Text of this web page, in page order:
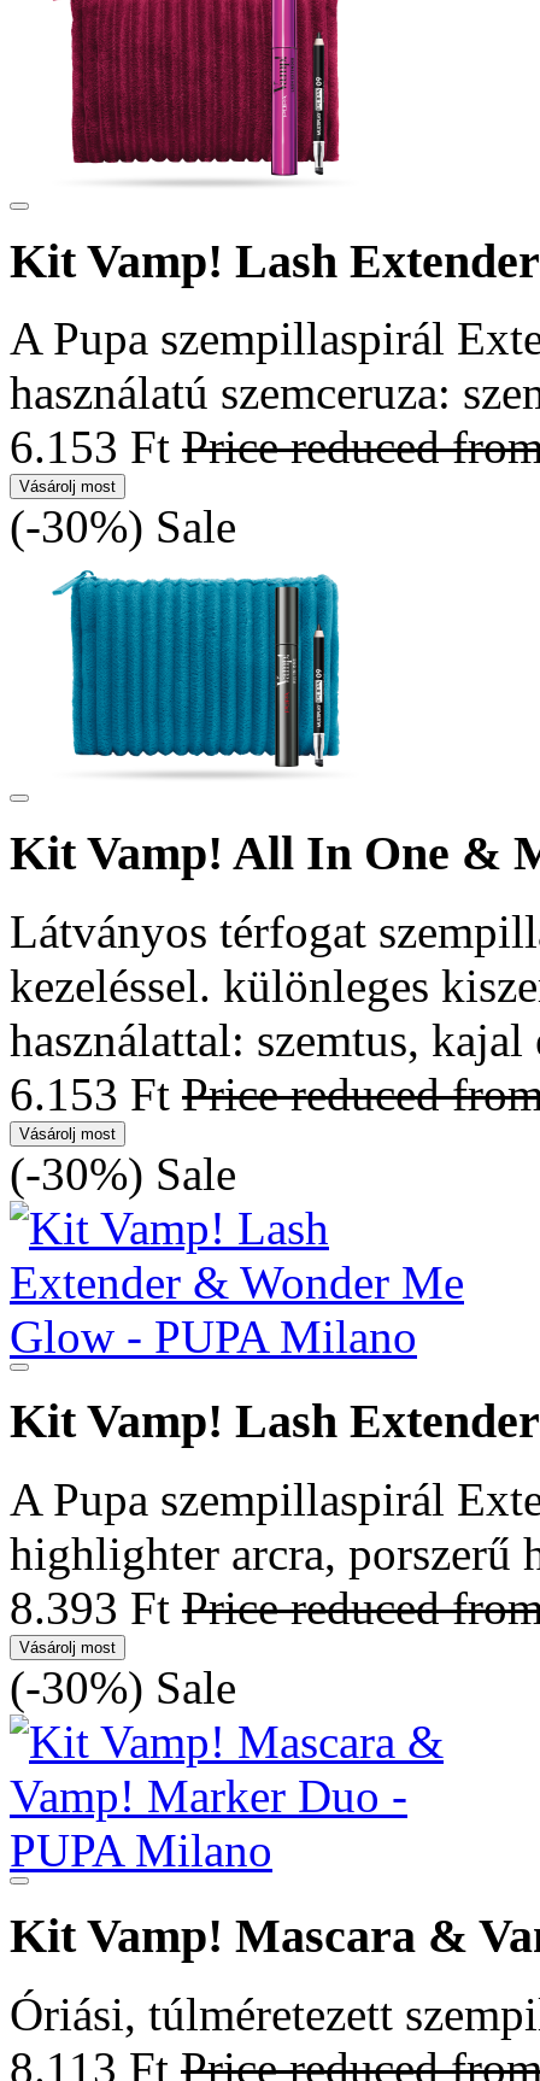
Kit Vamp! Lash
A Pupa szempillaspirál
használatú szemceruza:
6.153 Ft Price reduced
Vásárolj most
(-30%) Sale
Kit Vamp! All In One &
Látványos térfogat
kezeléssel. különleges
használattal: szemtus, kajal
6.153 Ft Price reduced
Vásárolj most
(-30%) Sale
Kit Vamp! Lash
A Pupa szempillaspirál
highlighter arcra, porszerű
8.393 Ft Price reduced
Vásárolj most
(-30%) Sale
Kit Vamp! Mascara &
Óriási, túlméretezett
8.113 Ft Price reduced